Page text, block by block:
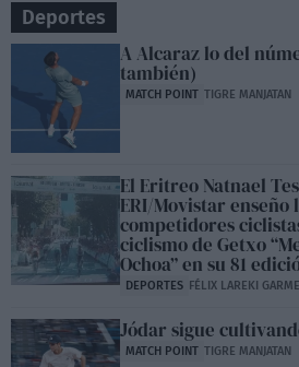
Deportes
A Alcaraz lo del
también)
MATCH POINT TIGRE MANJATAN
El Eritreo Natnael
ERI/Movistar enseño
competidores
ciclismo de Getxo
Ochoa” en su 81
DEPORTES FÉLIX LAREKI
Jódar sigue
MATCH POINT TIGRE MANJATAN